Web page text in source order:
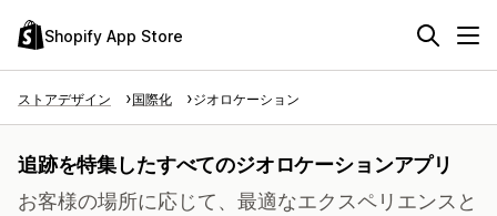
Shopify App Store
ストアデザイン 国際化 ジオロケーション
追跡を特集したすべてのジオロケーションアプリ
お客様の場所に応じて、最適なエクスペリエンスと